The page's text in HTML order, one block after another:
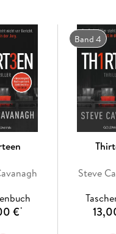
€*
Band 4
Steve